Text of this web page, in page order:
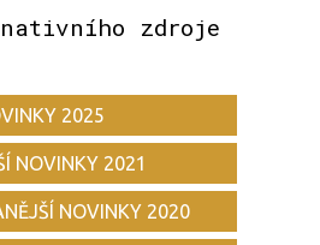
zdroje
2025
NOVINKY 2021
NOVINKY 2020